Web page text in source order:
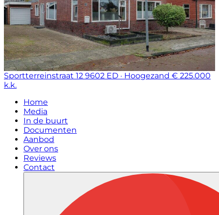
Sportterreinstraat 12 9602 ED · Hoogezand € 225.000
k.k.
Home
Media
In de buurt
Documenten
Aanbod
Over ons
Reviews
Contact